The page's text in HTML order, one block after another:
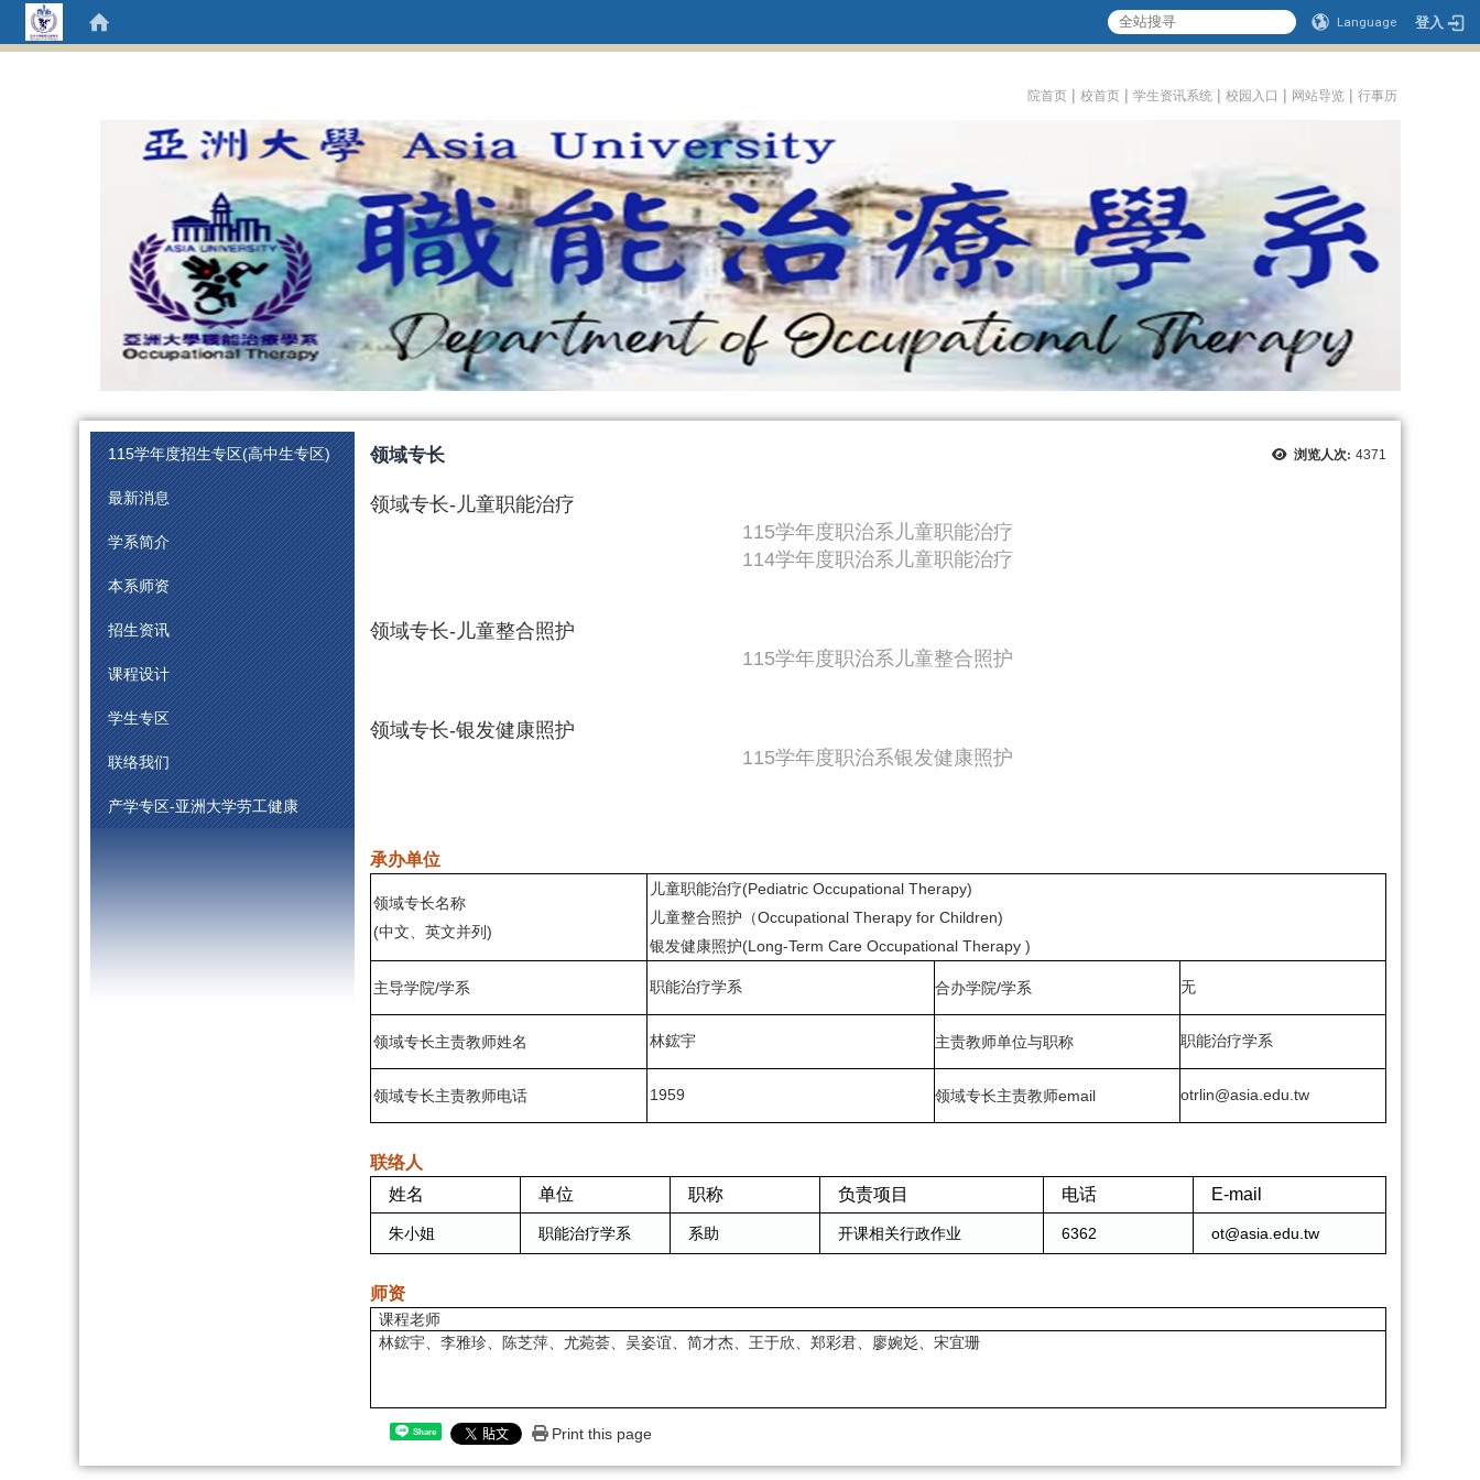
Language 登入
院首页 | 校首页 | 学生资讯系统 | 校园入口 | 网站导览 | 行事历
115学年度招生专区(高中生专区)
最新消息
学系简介
本系师资
招生资讯
课程设计
学生专区
联络我们
产学专区-亚洲大学劳工健康
浏览人次: 4371
领域专长
领域专长-儿童职能治疗
115学年度职治系儿童职能治疗
114学年度职治系儿童职能治疗
领域专长-儿童整合照护
115学年度职治系儿童整合照护
领域专长-银发健康照护
115学年度职治系银发健康照护
承办单位
领域专长名称
(中文、英文并列)
儿童职能治疗(Pediatric Occupational Therapy)
儿童整合照护（Occupational Therapy for Children)
银发健康照护(Long-Term Care Occupational Therapy )
主导学院/学系 职能治疗学系 合办学院/学系 无
领域专长主责教师姓名 林鋐宇 主责教师单位与职称 职能治疗学系
领域专长主责教师电话 1959 领域专长主责教师email otrlin@asia.edu.tw
联络人
姓名 单位 职称 负责项目 电话 E-mail
朱小姐 职能治疗学系 系助 开课相关行政作业 6362 ot@asia.edu.tw
师资
课程老师
林鋐宇、李雅珍、陈芝萍、尤菀荟、吴姿谊、简才杰、王于欣、郑彩君、廖婉彣、宋宜珊
Share Print this page